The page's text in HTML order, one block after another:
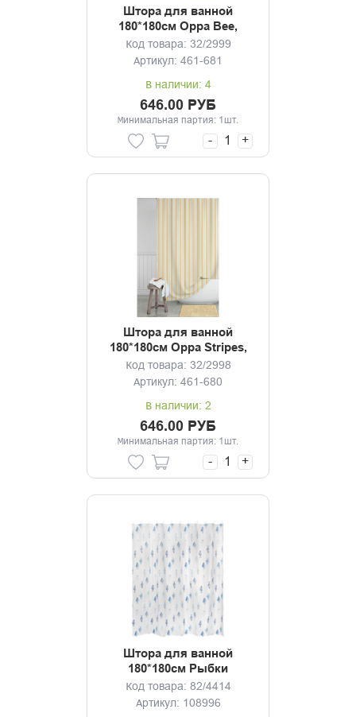
Штора для ванной
180*180см Орра Bee,
полиэстер
Код товара: 32/2999
Артикул: 461-681
В наличии: 4
646.00 РУБ
Минимальная партия: 1шт.
- +
Штора для ванной
180*180см Орра Stripes,
полиэстер
Код товара: 32/2998
Артикул: 461-680
В наличии: 2
646.00 РУБ
Минимальная партия: 1шт.
- +
Штора для ванной
180*180см Рыбки
Код товара: 82/4414
Артикул: 108996